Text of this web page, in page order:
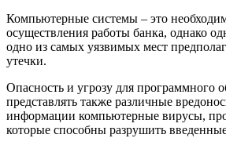
Компьютерные системы – это
осуществления работы банка, однако
одно из самых уязвимых мест
утечки.
Опасность и угрозу для программного
представлять также различные
информации компьютерные вирусы,
которые способны разрушить